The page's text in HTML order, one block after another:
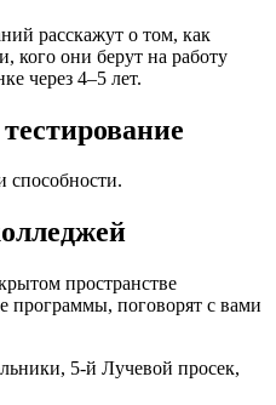
расскажут о том, как
кого они берут на работу
через 4–5 лет.
способности.
пространстве
программы, поговорят с вами
5-й Лучевой просек,